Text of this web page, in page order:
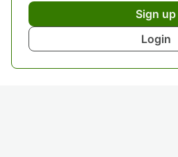
Sign up
Login